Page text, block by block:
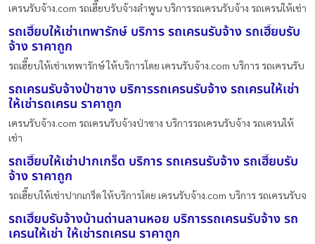
เครนรับจ้าง.com รถเฮี๊ยบรับจ้างลำพูน บริการรถเครนรับจ้าง รถเครนให้เช่า
รถเฮี๊ยบให้เช่าเทพารักษ์ บริการ รถเครนรับจ้าง รถเฮี๊ยบรับ
จ้าง ราคาถูก
รถเฮี๊ยบให้เช่าเทพารักษ์ ให้บริการโดย เครนรับจ้าง.com บริการ รถเครนรับ
รถเครนรับจ้างป่าซาง บริการรถเครนรับจ้าง รถเครนให้เช่า
ให้เช่ารถเครน ราคาถูก
เครนรับจ้าง.com รถเครนรับจ้างป่าซาง บริการรถเครนรับจ้าง รถเครนให้
เช่า
รถเฮี๊ยบให้เช่าปากเกร็ด บริการ รถเครนรับจ้าง รถเฮี๊ยบรับ
จ้าง ราคาถูก
รถเฮี๊ยบให้เช่าปากเกร็ด ให้บริการโดย เครนรับจ้าง.com บริการ รถเครนรับจ
รถเฮี๊ยบรับจ้างบ้านด่านลานหอย บริการรถเครนรับจ้าง รถ
เครนให้เช่า ให้เช่ารถเครน ราคาถูก